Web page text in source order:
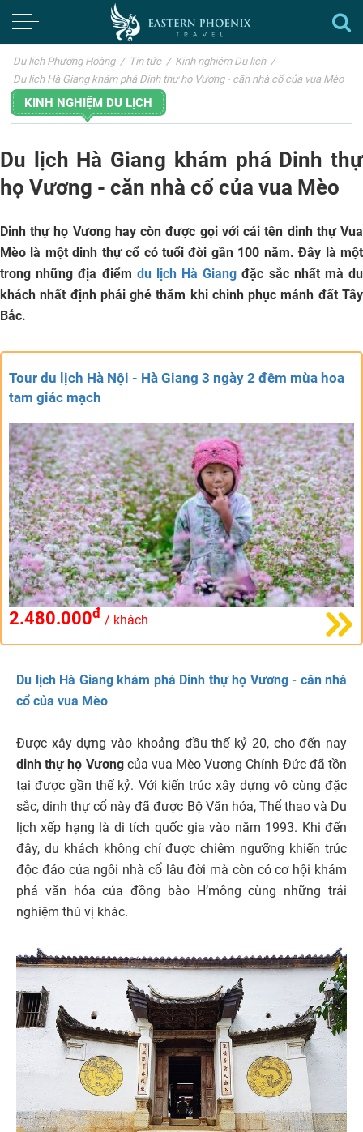
Du lịch Phượng Hoàng / Tin tức / Kinh nghiệm Du lịch /
Du lịch Hà Giang khám phá Dinh thự họ Vương - căn nhà cổ của vua Mèo
KINH NGHIỆM DU LỊCH
Du lịch Hà Giang khám phá Dinh thự
họ Vương - căn nhà cổ của vua Mèo
Dinh thự họ Vương hay còn được gọi với cái tên dinh thự Vua
Mèo là một dinh thự cổ có tuổi đời gần 100 năm. Đây là một
trong những địa điểm du lịch Hà Giang đặc sắc nhất mà du
khách nhất định phải ghé thăm khi chinh phục mảnh đất Tây
Bắc.
Tour du lịch Hà Nội - Hà Giang 3 ngày 2 đêm mùa hoa
tam giác mạch
2.480.000đ / khách
Du lịch Hà Giang khám phá Dinh thự họ Vương - căn nhà
cổ của vua Mèo
Được xây dựng vào khoảng đầu thế kỷ 20, cho đến nay
dinh thự họ Vươngcủa vua Mèo Vương Chính Đức đã tồn
tại được gần thế kỷ. Với kiến trúc xây dựng vô cùng đặc
sắc, dinh thự cổ này đã được Bộ Văn hóa, Thể thao và Du
lịch xếp hạng là di tích quốc gia vào năm 1993. Khi đến
đây, du khách không chỉ được chiêm ngưỡng khiến trúc
độc đáo của ngôi nhà cổ lâu đời mà còn có cơ hội khám
phá văn hóa của đồng bào H’mông cùng những trải
nghiệm thú vị khác.